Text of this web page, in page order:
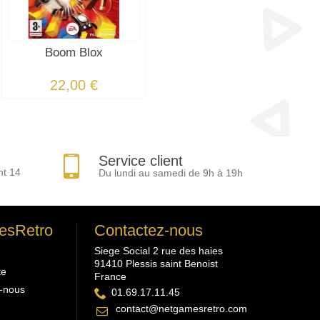
Boom Blox
22,00 €
14
Service client
Du lundi au samedi de 9h à 19h
nous
Contactez-nous
Siege Social 2 rue des haies
91410 Plessis saint Benoist
France
01.69.17.11.45
contact@netgamesretro.com